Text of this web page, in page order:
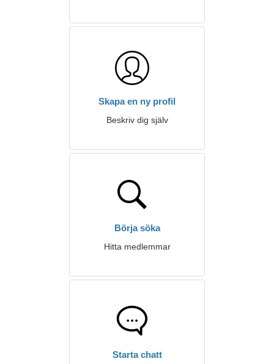
Skapa en ny profil
Beskriv dig själv
Börja söka
Hitta medlemmar
Starta chatt